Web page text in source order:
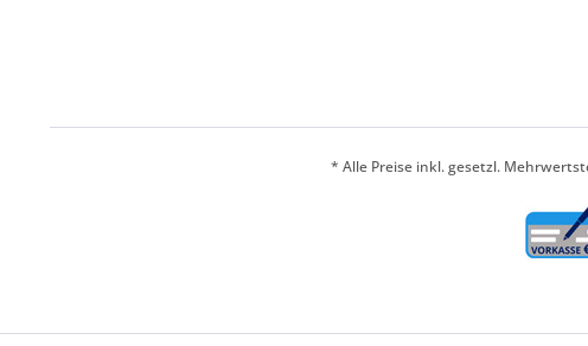
* Alle Preise inkl. gesetzl.